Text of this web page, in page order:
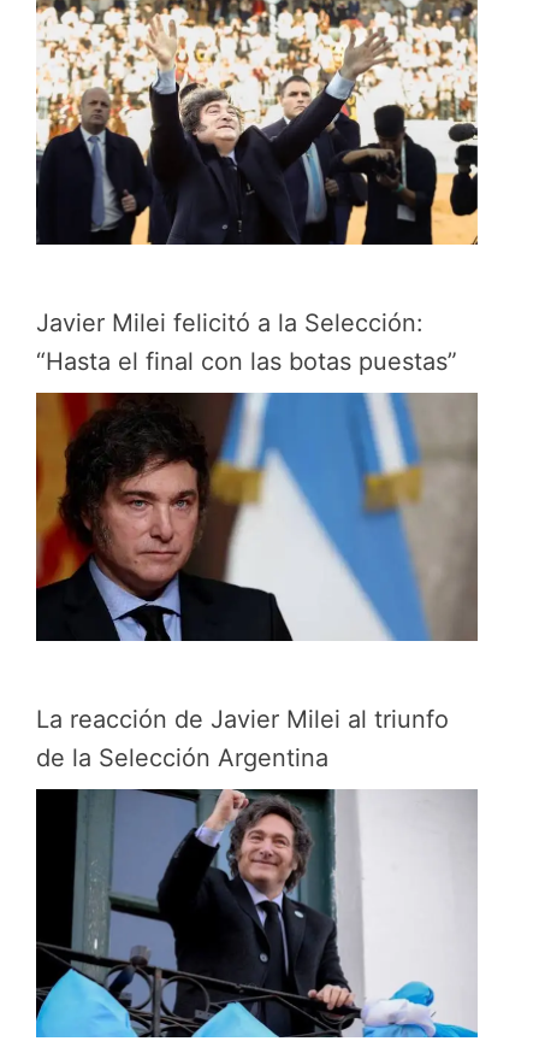
Javier Milei felicitó a la Selección:
“Hasta el final con las botas puestas”
La reacción de Javier Milei al triunfo
de la Selección Argentina